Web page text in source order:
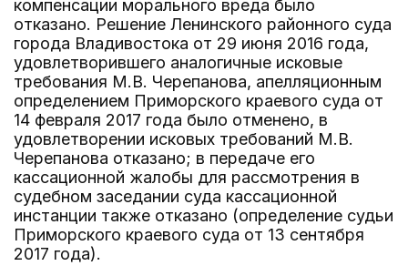
компенсации морального вреда было
отказано. Решение Ленинского районного суда
города Владивостока от 29 июня 2016 года,
удовлетворившего аналогичные исковые
требования М.В. Черепанова, апелляционным
определением Приморского краевого суда от
14 февраля 2017 года было отменено, в
удовлетворении исковых требований М.В.
Черепанова отказано; в передаче его
кассационной жалобы для рассмотрения в
судебном заседании суда кассационной
инстанции также отказано (определение судьи
Приморского краевого суда от 13 сентября
2017 года).